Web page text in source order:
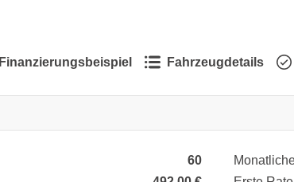
Finanzierungsbeispiel Fahrzeugdetails
60